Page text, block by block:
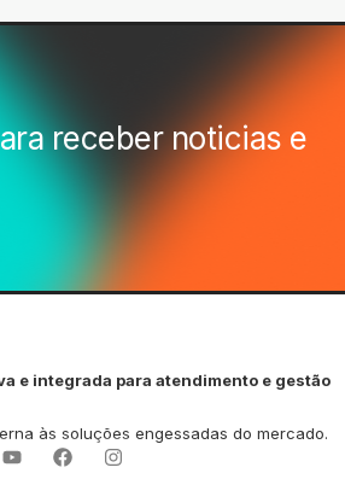
receber noticias e
e integrada para atendimento e gestão
às soluções engessadas do mercado.